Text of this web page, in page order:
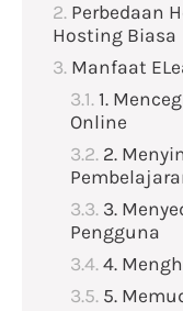
Perbedaan
Hosting Biasa
Manfaat
1.
Online
2.
3.
Pengguna
4.
5.